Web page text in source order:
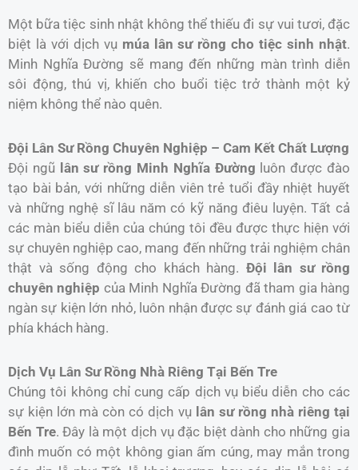
Một bữa tiệc sinh nhật không thể thiếu đi sự vui tươi, đặc
biệt là với dịch vụ múa lân sư rồng cho tiệc sinh nhật.
Minh Nghĩa Đường sẽ mang đến những màn trình diễn
sôi động, thú vị, khiến cho buổi tiệc trở thành một kỷ
niệm không thể nào quên.
Đội Lân Sư Rồng Chuyên Nghiệp – Cam Kết Chất Lượng
Đội ngũ lân sư rồng Minh Nghĩa Đường luôn được đào
tạo bài bản, với những diễn viên trẻ tuổi đầy nhiệt huyết
và những nghệ sĩ lâu năm có kỹ năng điêu luyện. Tất cả
các màn biểu diễn của chúng tôi đều được thực hiện với
sự chuyên nghiệp cao, mang đến những trải nghiệm chân
thật và sống động cho khách hàng. Đội lân sư rồng
chuyên nghiệp của Minh Nghĩa Đường đã tham gia hàng
ngàn sự kiện lớn nhỏ, luôn nhận được sự đánh giá cao từ
phía khách hàng.
Dịch Vụ Lân Sư Rồng Nhà Riêng Tại Bến Tre
Chúng tôi không chỉ cung cấp dịch vụ biểu diễn cho các
sự kiện lớn mà còn có dịch vụ lân sư rồng nhà riêng tại
Bến Tre. Đây là một dịch vụ đặc biệt dành cho những gia
đình muốn có một không gian ấm cúng, may mắn trong